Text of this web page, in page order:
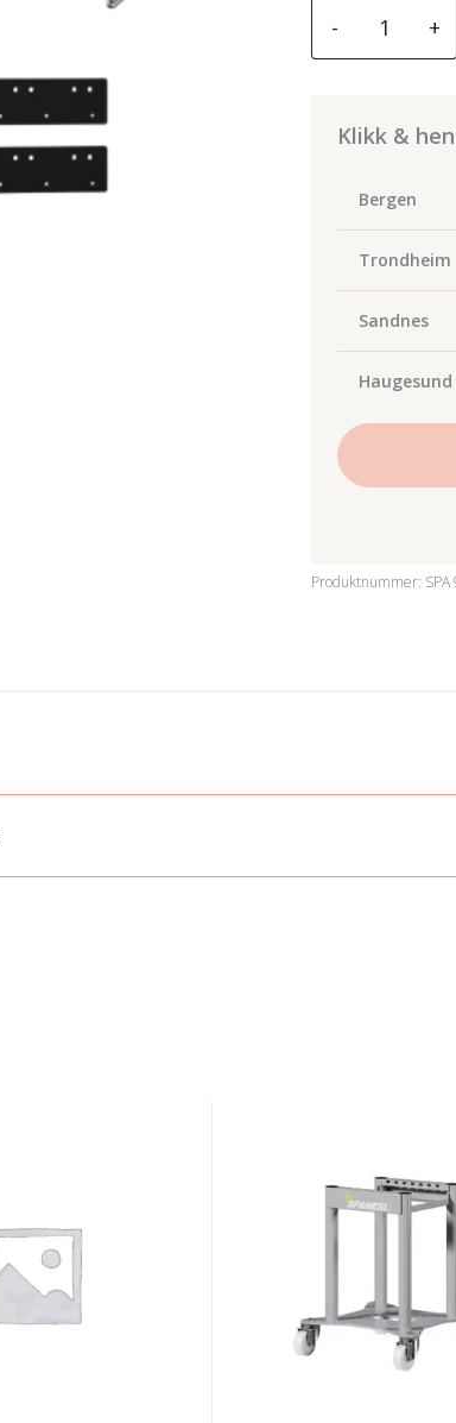
-
flyttesett
for
+
Klikk &
Bergen
Trondheim
Sandnes
Haugesund
Produktnummer: